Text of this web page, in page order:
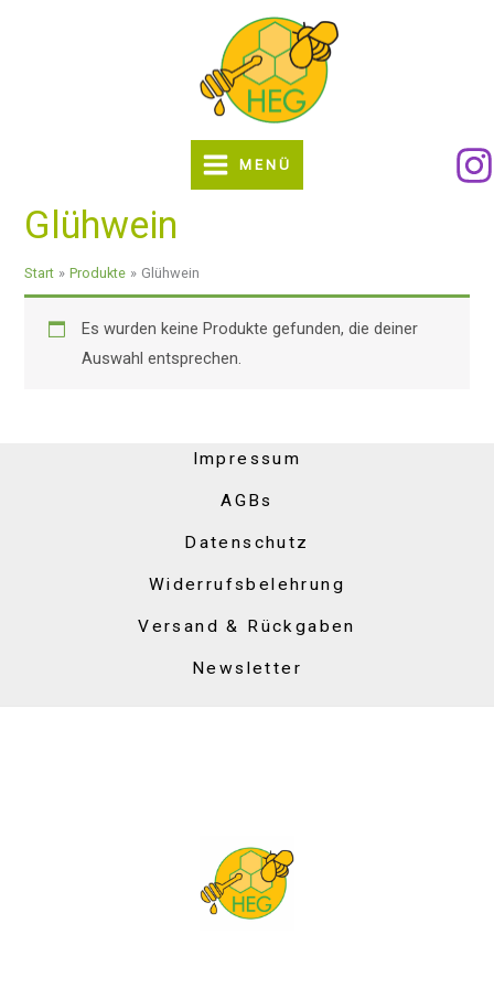
MENÜ
Glühwein
Start Produkte Glühwein
Es wurden keine Produkte gefunden, die deiner
Auswahl entsprechen.
Impressum
AGBs
Datenschutz
Widerrufsbelehrung
Versand & Rückgaben
Newsletter